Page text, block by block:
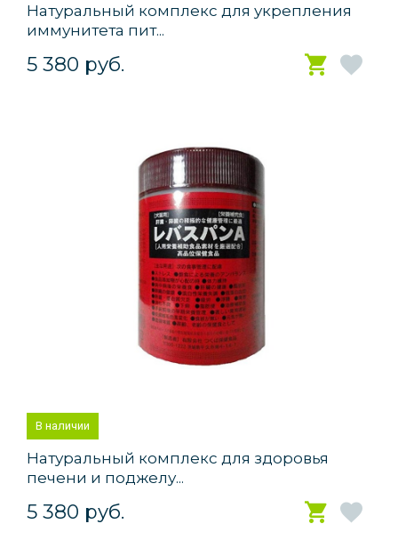
Натуральный комплекс для укрепления
иммунитета пит...
5 380 руб.
В наличии
Натуральный комплекс для здоровья
печени и поджелу...
5 380 руб.